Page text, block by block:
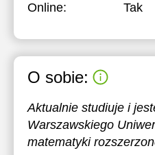
Online: Tak
O sobie:
Aktualnie studiuje i
Warszawskiego
matematyki